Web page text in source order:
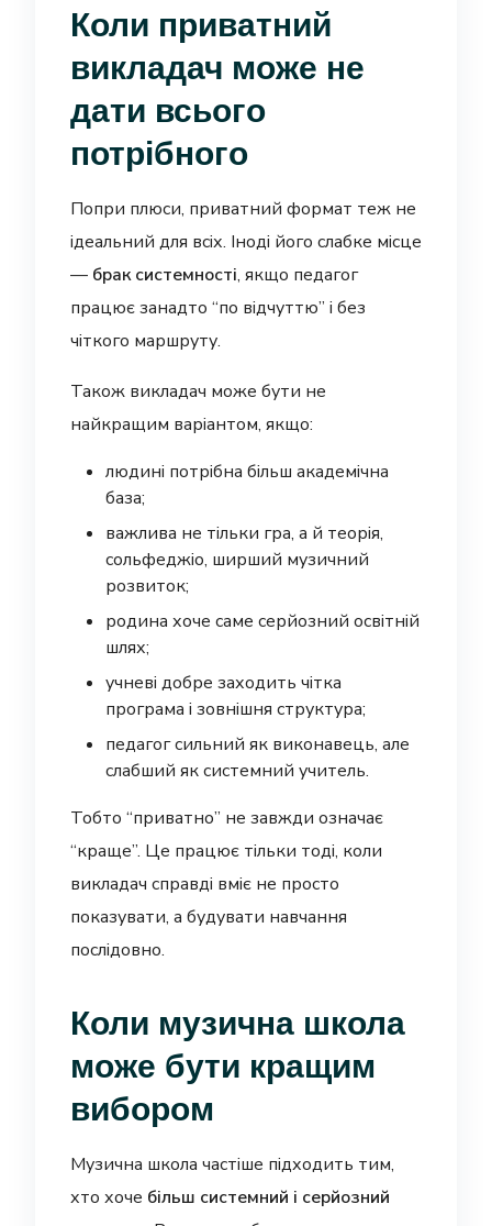
Коли приватний
викладач може не
дати всього
потрібного
Попри плюси, приватний формат теж не
ідеальний для всіх. Іноді його слабке місце
— брак системності, якщо педагог
працює занадто “по відчуттю” і без
чіткого маршруту.
Також викладач може бути не
найкращим варіантом, якщо:
людині потрібна більш академічна
база;
важлива не тільки гра, а й теорія,
сольфеджіо, ширший музичний
розвиток;
родина хоче саме серйозний освітній
шлях;
учневі добре заходить чітка
програма і зовнішня структура;
педагог сильний як виконавець, але
слабший як системний учитель.
Тобто “приватно” не завжди означає
“краще”. Це працює тільки тоді, коли
викладач справді вміє не просто
показувати, а будувати навчання
послідовно.
Коли музична школа
може бути кращим
вибором
Музична школа частіше підходить тим,
хто хоче більш системний і серйозний